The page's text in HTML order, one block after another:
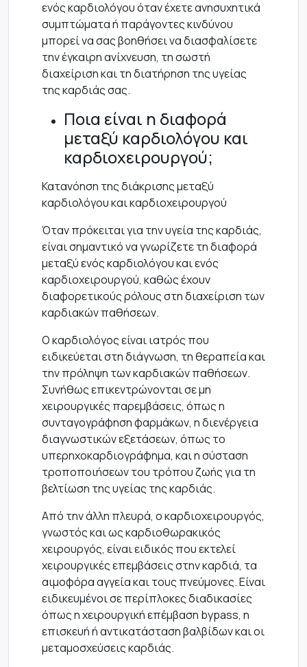
ενός καρδιολόγου όταν έχετε ανησυχητικά
συμπτώματα ή παράγοντες κινδύνου
μπορεί να σας βοηθήσει να διασφαλίσετε
την έγκαιρη ανίχνευση, τη σωστή
διαχείριση και τη διατήρηση της υγείας
της καρδιάς σας.
Ποια είναι η διαφορά
μεταξύ καρδιολόγου και
καρδιοχειρουργού;
Κατανόηση της διάκρισης μεταξύ
καρδιολόγου και καρδιοχειρουργού
Όταν πρόκειται για την υγεία της καρδιάς,
είναι σημαντικό να γνωρίζετε τη διαφορά
μεταξύ ενός καρδιολόγου και ενός
καρδιοχειρουργού, καθώς έχουν
διαφορετικούς ρόλους στη διαχείριση των
καρδιακών παθήσεων.
Ο καρδιολόγος είναι ιατρός που
ειδικεύεται στη διάγνωση, τη θεραπεία και
την πρόληψη των καρδιακών παθήσεων.
Συνήθως επικεντρώνονται σε μη
χειρουργικές παρεμβάσεις, όπως η
συνταγογράφηση φαρμάκων, η διενέργεια
διαγνωστικών εξετάσεων, όπως το
υπερηχοκαρδιογράφημα, και η σύσταση
τροποποιήσεων του τρόπου ζωής για τη
βελτίωση της υγείας της καρδιάς.
Από την άλλη πλευρά, ο καρδιοχειρουργός,
γνωστός και ως καρδιοθωρακικός
χειρουργός, είναι ειδικός που εκτελεί
χειρουργικές επεμβάσεις στην καρδιά, τα
αιμοφόρα αγγεία και τους πνεύμονες. Είναι
ειδικευμένοι σε περίπλοκες διαδικασίες
όπως η χειρουργική επέμβαση bypass, η
επισκευή ή αντικατάσταση βαλβίδων και οι
μεταμοσχεύσεις καρδιάς.